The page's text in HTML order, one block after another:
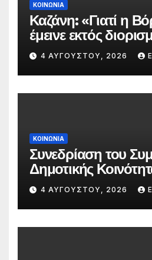
ΚΟΙΝΩΝΙΑ
Καζάνη: «Γιατί η
έμεινε εκτός
δασκάλων;»
4 ΑΥΓΟΎΣΤΟΥ, 2026
ΚΟΙΝΩΝΙΑ
Συνεδρίαση του
Δημοτικής
την 5 Αυγούστου
4 ΑΥΓΟΎΣΤΟΥ, 2026